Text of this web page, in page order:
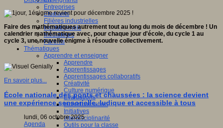
Entreprises
Etudiants
Filières industrielles
Institutionnels
Médiateurs
Parents
Thématiques
Apprendre et enseigner
Apprendre
Apprentissages
Apprentissages collaboratifs
Créativité
Culture numérique
Evaluations
Individualisation
Initiatives
Interdisciplinarité
Outils pour la classe
Faire des mathématiques autrement tout au long du mois de décembre ! Un
calendrier mathématique avec, pour chaque jour d'école, du cycle 1 au
cycle 3, une nouvelle énigme à résoudre collectivement.
En savoir plus...
École nationale des ponts et chaussées : la science devient
une expérience sensorielle, ludique et accessible à tous
lundi, 06 octobre 2025
Agenda